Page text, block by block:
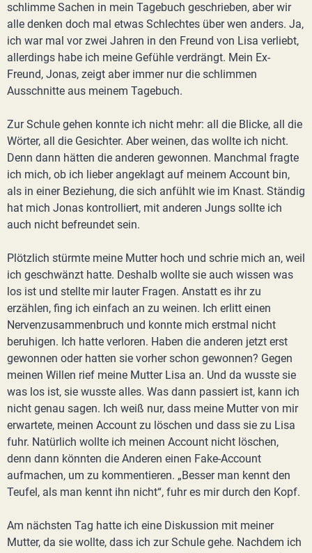
schlimme Sachen in mein Tagebuch geschrieben, aber wir
alle denken doch mal etwas Schlechtes über wen anders. Ja,
ich war mal vor zwei Jahren in den Freund von Lisa verliebt,
allerdings habe ich meine Gefühle verdrängt. Mein Ex-
Freund, Jonas, zeigt aber immer nur die schlimmen
Ausschnitte aus meinem Tagebuch.
Zur Schule gehen konnte ich nicht mehr: all die Blicke, all die
Wörter, all die Gesichter. Aber weinen, das wollte ich nicht.
Denn dann hätten die anderen gewonnen. Manchmal fragte
ich mich, ob ich lieber angeklagt auf meinem Account bin,
als in einer Beziehung, die sich anfühlt wie im Knast. Ständig
hat mich Jonas kontrolliert, mit anderen Jungs sollte ich
auch nicht befreundet sein.
Plötzlich stürmte meine Mutter hoch und schrie mich an, weil
ich geschwänzt hatte. Deshalb wollte sie auch wissen was
los ist und stellte mir lauter Fragen. Anstatt es ihr zu
erzählen, fing ich einfach an zu weinen. Ich erlitt einen
Nervenzusammenbruch und konnte mich erstmal nicht
beruhigen. Ich hatte verloren. Haben die anderen jetzt erst
gewonnen oder hatten sie vorher schon gewonnen? Gegen
meinen Willen rief meine Mutter Lisa an. Und da wusste sie
was los ist, sie wusste alles. Was dann passiert ist, kann ich
nicht genau sagen. Ich weiß nur, dass meine Mutter von mir
erwartete, meinen Account zu löschen und dass sie zu Lisa
fuhr. Natürlich wollte ich meinen Account nicht löschen,
denn dann könnten die Anderen einen Fake-Account
aufmachen, um zu kommentieren. „Besser man kennt den
Teufel, als man kennt ihn nicht“, fuhr es mir durch den Kopf.
Am nächsten Tag hatte ich eine Diskussion mit meiner
Mutter, da sie wollte, dass ich zur Schule gehe. Nachdem ich